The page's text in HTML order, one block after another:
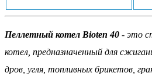
Пеллетный котел Bioten 40 - это
котел, предназначенный для
дров, угля, топливных брикетов,